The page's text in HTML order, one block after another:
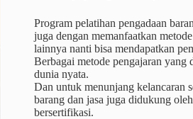
Program pelatihan pengadaan
juga dengan memanfaatkan
lainnya nanti bisa mendapatkan
Berbagai metode pengajaran yang
dunia nyata.
Dan untuk menunjang kelancaran
barang dan jasa juga didukung
bersertifikasi.